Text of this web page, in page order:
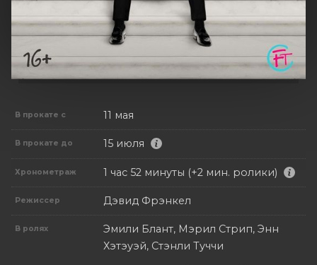
В прокате с 11 мая
В прокате до 15 июля
Хронометраж 1 час 52 минуты (+2 мин. ролики)
Режиссер Дэвид Фрэнкел
В ролях
Эмили Блант, Мэрил Стрип, Энн
Хэтэуэй, Стэнли Туччи